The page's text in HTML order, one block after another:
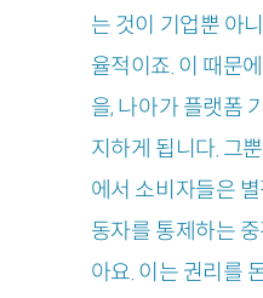
는 것이 기업뿐 아
율적이죠. 이 때문
을, 나아가 플랫폼
지하게 됩니다. 그
에서 소비자들은
동자를 통제하는
아요. 이는 권리를